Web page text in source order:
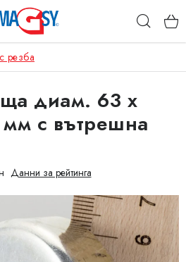
Търговски условия
резба
диам. 63 x
с вътрешна
Данни за рейтинга